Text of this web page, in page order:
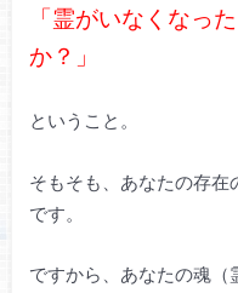
「霊がいなくなっ
か？」
ということ。
そもそも、あなたの存
です。
ですから、あなたの魂（